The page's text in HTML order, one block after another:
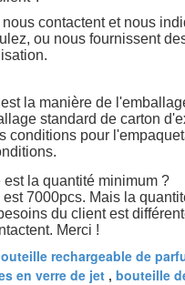
nous contactent et nous
ou nous fournissent
la manière de
standard de carton
conditions pour
est la quantité minimum ?
est 7000pcs. Mais la
du client est
Merci !
rechargeable de
en verre de jet , bouteille